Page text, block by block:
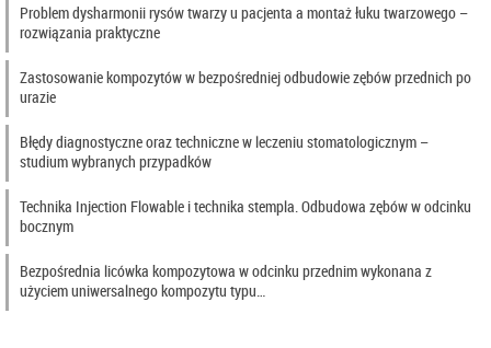
Problem dysharmonii rysów twarzy u pacjenta a montaż łuku twarzowego –
rozwiązania praktyczne
Zastosowanie kompozytów w bezpośredniej odbudowie zębów przednich po
urazie
Błędy diagnostyczne oraz techniczne w leczeniu stomatologicznym –
studium wybranych przypadków
Technika Injection Flowable i technika stempla. Odbudowa zębów w odcinku
bocznym
Bezpośrednia licówka kompozytowa w odcinku przednim wykonana z
użyciem uniwersalnego kompozytu typu…